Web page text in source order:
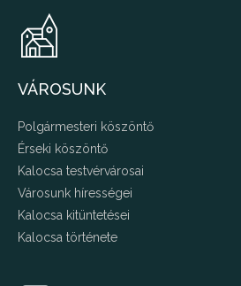
VÁROSUNK
Polgármesteri köszöntő
Érseki köszöntő
Kalocsa testvérvárosai
Városunk hírességei
Kalocsa kitüntetései
Kalocsa története